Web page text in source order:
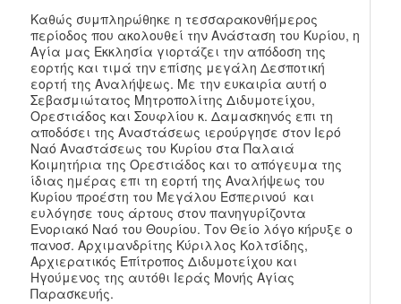
Καθώς συμπληρώθηκε η τεσσαρακονθήμερος
περίοδος που ακολουθεί την Ανάσταση του Κυρίου, η
Αγία μας Εκκλησία γιορτάζει την απόδοση της
εορτής και τιμά την επίσης μεγάλη Δεσποτική
εορτή της Αναλήψεως. Με την ευκαιρία αυτή ο
Σεβασμιώτατος Μητροπολίτης Διδυμοτείχου,
Ορεστιάδος και Σουφλίου κ. Δαμασκηνός επι τη
αποδόσει της Αναστάσεως ιερούργησε στον Ιερό
Ναό Αναστάσεως του Κυρίου στα Παλαιά
Κοιμητήρια της Ορεστιάδος και το απόγευμα της
ίδιας ημέρας επι τη εορτή της Αναλήψεως του
Κυρίου προέστη του Μεγάλου Εσπερινού και
ευλόγησε τους άρτους στον πανηγυρίζοντα
Ενοριακό Ναό του Θουρίου. Τον Θείο λόγο κήρυξε ο
πανοσ. Αρχιμανδρίτης Κύριλλος Κολτσίδης,
Αρχιερατικός Επίτροπος Διδυμοτείχου και
Ηγούμενος της αυτόθι Ιεράς Μονής Αγίας
Παρασκευής.